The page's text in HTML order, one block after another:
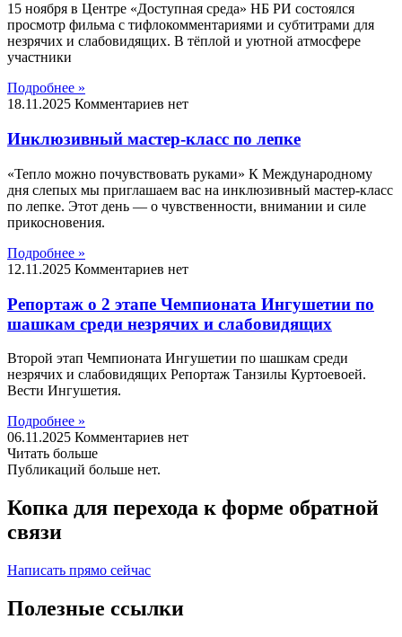
15 ноября в Центре «Доступная среда» НБ РИ состоялся
просмотр фильма с тифлокомментариями и субтитрами для
незрячих и слабовидящих. В тёплой и уютной атмосфере
участники
Подробнее »
18.11.2025 Комментариев нет
Инклюзивный мастер-класс по лепке
«Тепло можно почувствовать руками» К Международному
дня слепых мы приглашаем вас на инклюзивный мастер-класс
по лепке. Этот день — о чувственности, внимании и силе
прикосновения.
Подробнее »
12.11.2025 Комментариев нет
Репортаж о 2 этапе Чемпионата Ингушетии по
шашкам среди незрячих и слабовидящих
Второй этап Чемпионата Ингушетии по шашкам среди
незрячих и слабовидящих Репортаж Танзилы Куртоевоей.
Вести Ингушетия.
Подробнее »
06.11.2025 Комментариев нет
Читать больше
Публикаций больше нет.
Копка для перехода к форме обратной
связи
Написать прямо сейчас
Полезные ссылки